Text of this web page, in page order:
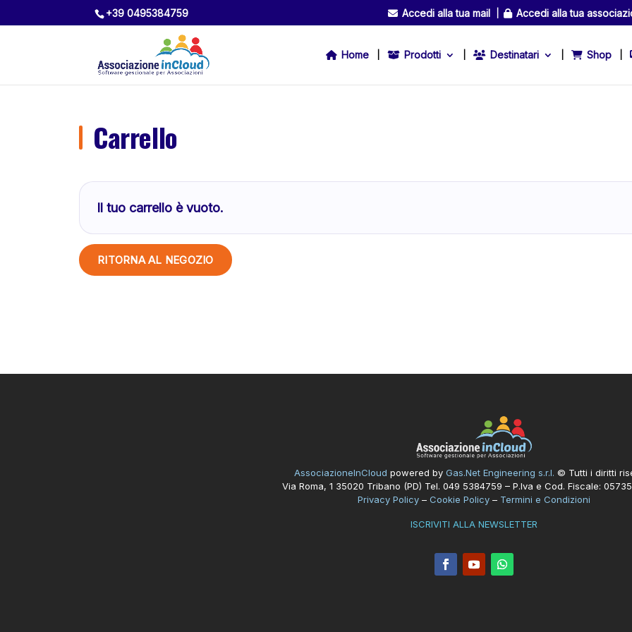
+39 0495384759 Accedi alla tua mail Accedi alla tua
Home Prodotti Destinatari Shop
Carrello
Il tuo carrello è vuoto.
RITORNA AL NEGOZIO
AssociazioneInCloud powered by Gas.Net Engineering s.r.l. © Tutti i diritti
Via Roma, 1 35020 Tribano (PD) Tel. 049 5384759 – P.Iva e Cod. Fiscale:
Privacy Policy – Cookie Policy – Termini e Condizioni
ISCRIVITI ALLA NEWSLETTER